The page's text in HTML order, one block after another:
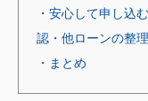
・安心して申し込
認・他ローンの整理
・まとめ